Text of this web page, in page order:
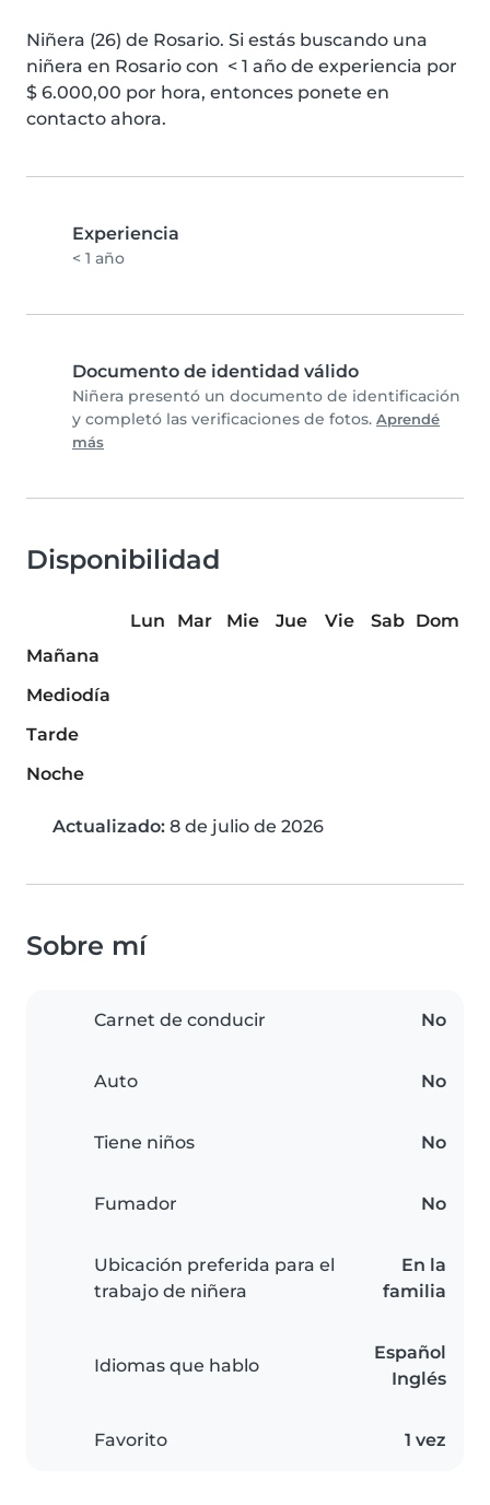
Niñera (26) de Rosario. Si estás buscando una
niñera en Rosario con  < 1 año de experiencia por
$ 6.000,00 por hora, entonces ponete en
contacto ahora.
Experiencia
< 1 año
Documento de identidad válido
Niñera presentó un documento de identificación
y completó las verificaciones de fotos. Aprendé
más
Disponibilidad
Lun Mar Mie Jue Vie Sab
Dom
Mañana
Mediodía
Tarde
Noche
Actualizado: 8 de julio de 2026
Sobre mí
Carnet de conducir No
Auto No
Tiene niños No
Fumador No
Ubicación preferida para el
trabajo de niñera
En la
familia
Idiomas que hablo
Español
Inglés
Favorito 1 vez